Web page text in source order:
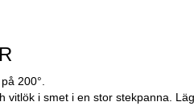
200°.
vitlök i smet i en stor stekpanna.